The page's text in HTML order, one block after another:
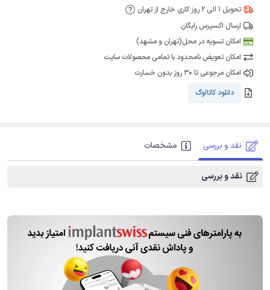
تحویل 1 الی 2 روز کاری خارج از تهران
ارسال اکسپرس رایگان
امکان تسویه در محل(تهران و مشهد)
امکان تعویض نامحدود با تمامی محصولات سایت
امکان مرجوعی تا 30 روز بدون خسارت
دانلود کاتالوگ
نقد و بررسی مشخصات
نقد و بررسی